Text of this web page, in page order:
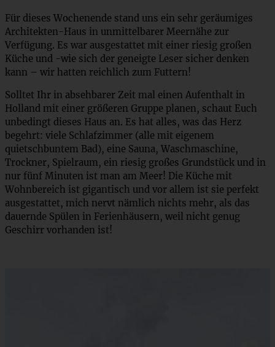
Für dieses Wochenende stand uns ein sehr geräumiges
Architekten-Haus in unmittelbarer Meernähe zur
Verfügung. Es war ausgestattet mit einer riesig großen
Küche und -wie sich der geneigte Leser sicher denken
kann – wir hatten reichlich zum Futtern!
Solltet Ihr in absehbarer Zeit mal einen Aufenthalt in
Holland mit einer größeren Gruppe planen, schaut Euch
unbedingt dieses Haus an. Es hat alles, was das Herz
begehrt: viele Schlafzimmer (alle mit eigenem
quietschbuntem Bad), eine Sauna, Waschmaschine,
Trockner, Spielraum, ein riesig großes Grundstück und in
nur fünf Minuten ist man am Meer! Die Küche mit
Wohnbereich ist gigantisch und vor allem ist sie perfekt
ausgestattet, mich nervt nämlich nichts mehr, als das
dauernde Spülen in Ferienhäusern, weil nicht genug
Geschirr vorhanden ist!